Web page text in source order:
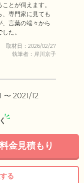
とが伺えます。
専門家に見ても
言葉の端々から
た。
取材日：2026/02/27
執筆者：岸川京子
〜 2021/12
料金見積もり
る